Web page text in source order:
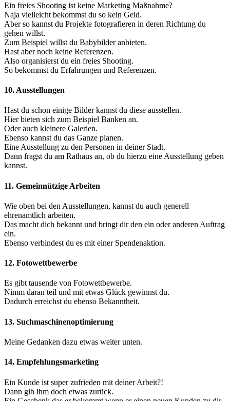
Ein freies Shooting ist keine Marketing Maßnahme?
Naja vielleicht bekommst du so kein Geld.
Aber so kannst du Projekte fotografieren in deren Richtung du
gehen willst.
Zum Beispiel willst du Babybilder anbieten.
Hast aber noch keine Referenzen.
Also organisierst du ein freies Shooting.
So bekommst du Erfahrungen und Referenzen.
10. Ausstellungen
Hast du schon einige Bilder kannst du diese ausstellen.
Hier bieten sich zum Beispiel Banken an.
Oder auch kleinere Galerien.
Ebenso kannst du das Ganze planen.
Eine Ausstellung zu den Personen in deiner Stadt.
Dann fragst du am Rathaus an, ob du hierzu eine Ausstellung geben
kannst.
11. Gemeinnützige Arbeiten
Wie oben bei den Ausstellungen, kannst du auch generell
ehrenamtlich arbeiten.
Das macht dich bekannt und bringt dir den ein oder anderen Auftrag
ein.
Ebenso verbindest du es mit einer Spendenaktion.
12. Fotowettbewerbe
Es gibt tausende von Fotowettbewerbe.
Nimm daran teil und mit etwas Glück gewinnst du.
Dadurch erreichst du ebenso Bekanntheit.
13. Suchmaschinenoptimierung
Meine Gedanken dazu etwas weiter unten.
14. Empfehlungsmarketing
Ein Kunde ist super zufrieden mit deiner Arbeit?!
Dann gib ihm doch etwas zurück.